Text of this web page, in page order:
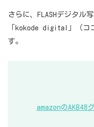
さらに、FLASHデジタル
「kokode digital」（コ
す。
amazonのAKB48